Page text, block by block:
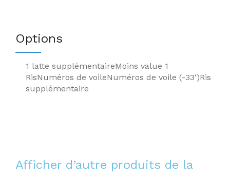
Options
1 latte supplémentaireMoins value 1
RisNuméros de voileNuméros de voile (-33′)Ris
supplémentaire
Afficher d’autre produits de la